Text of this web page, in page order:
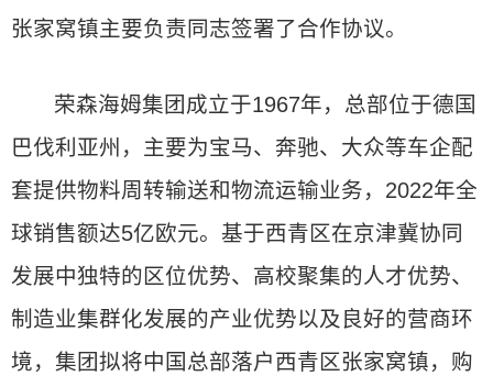
张家窝镇主要负责同志签署了合作协议。
荣森海姆集团成立于1967年，总部位于德国
巴伐利亚州，主要为宝马、奔驰、大众等车企配
套提供物料周转输送和物流运输业务，2022年全
球销售额达5亿欧元。基于西青区在京津冀协同
发展中独特的区位优势、高校聚集的人才优势、
制造业集群化发展的产业优势以及良好的营商环
境，集团拟将中国总部落户西青区张家窝镇，购